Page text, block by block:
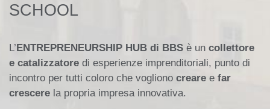
SCHOOL
L’ENTREPRENEURSHIP HUB di BBS è un collettore
e catalizzatore di esperienze imprenditoriali, punto di
incontro per tutti coloro che vogliono creare e far
crescere la propria impresa innovativa.